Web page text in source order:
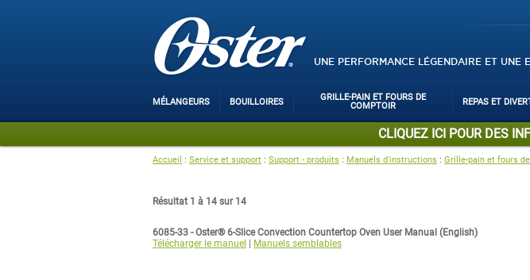
UNE PERFORMANCE LÉGENDAIRE ET UNE
MÉLANGEURS BOUILLOIRES
GRILLE-PAIN ET FOURS DE
COMPTOIR
REPAS ET
CLIQUEZ ICI POUR DES
Accueil : Service et support : Support - produits : Manuels d'instructions : Grille-pain et fours
Résultat 1 à 14 sur 14
6085-33 - Oster® 6-Slice Convection Countertop Oven User Manual (English)
Télécharger le manuel | Manuels semblables